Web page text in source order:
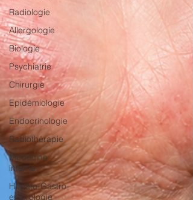
Radiologie
Allergologie
Biologie
Psychiatrie
Chirurgie
Epidémiologie
Endocrinologie
Radiothérapie
Médecine
interne
Hépato-Gastro-
entérologie